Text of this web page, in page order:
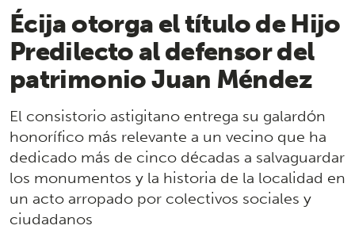
Écija otorga el título de Hijo
Predilecto al defensor del
patrimonio Juan Méndez
El consistorio astigitano entrega su galardón
honorífico más relevante a un vecino que ha
dedicado más de cinco décadas a salvaguardar
los monumentos y la historia de la localidad en
un acto arropado por colectivos sociales y
ciudadanos